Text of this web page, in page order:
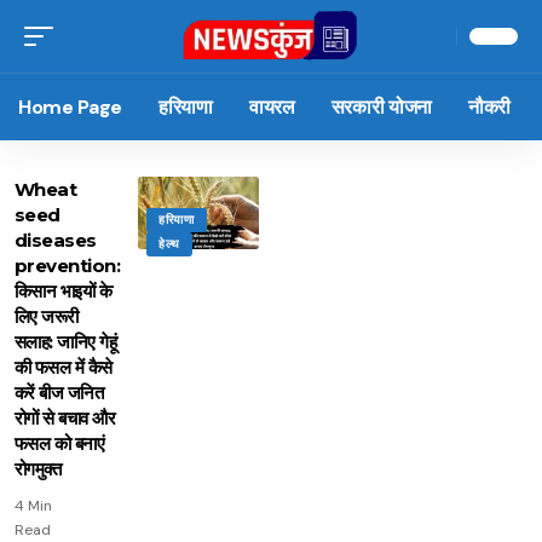
Home Page हरियाणा वायरल सरकारी योजना नौकरी
हरियाणा
हेल्थ
Wheat
seed
diseases
prevention:
किसान भाइयों के
लिए जरूरी
सलाह: जानिए गेहूं
की फसल में कैसे
करें बीज जनित
रोगों से बचाव और
फसल को बनाएं
रोगमुक्त
4 Min
Read